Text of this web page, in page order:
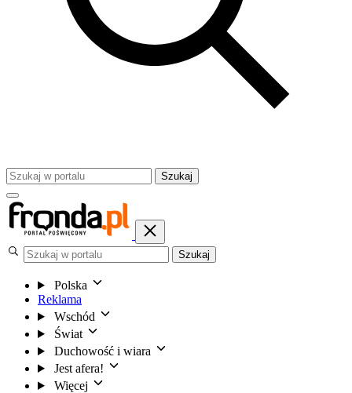
Szukaj
Szukaj
Polska
Reklama
Wschód
Świat
Duchowość i wiara
Jest afera!
Więcej